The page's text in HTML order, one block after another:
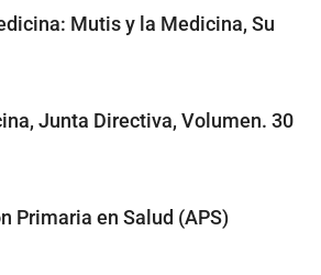
Mutis y la Medicina, Su
Junta Directiva, Volumen. 30
Primaria en Salud (APS)